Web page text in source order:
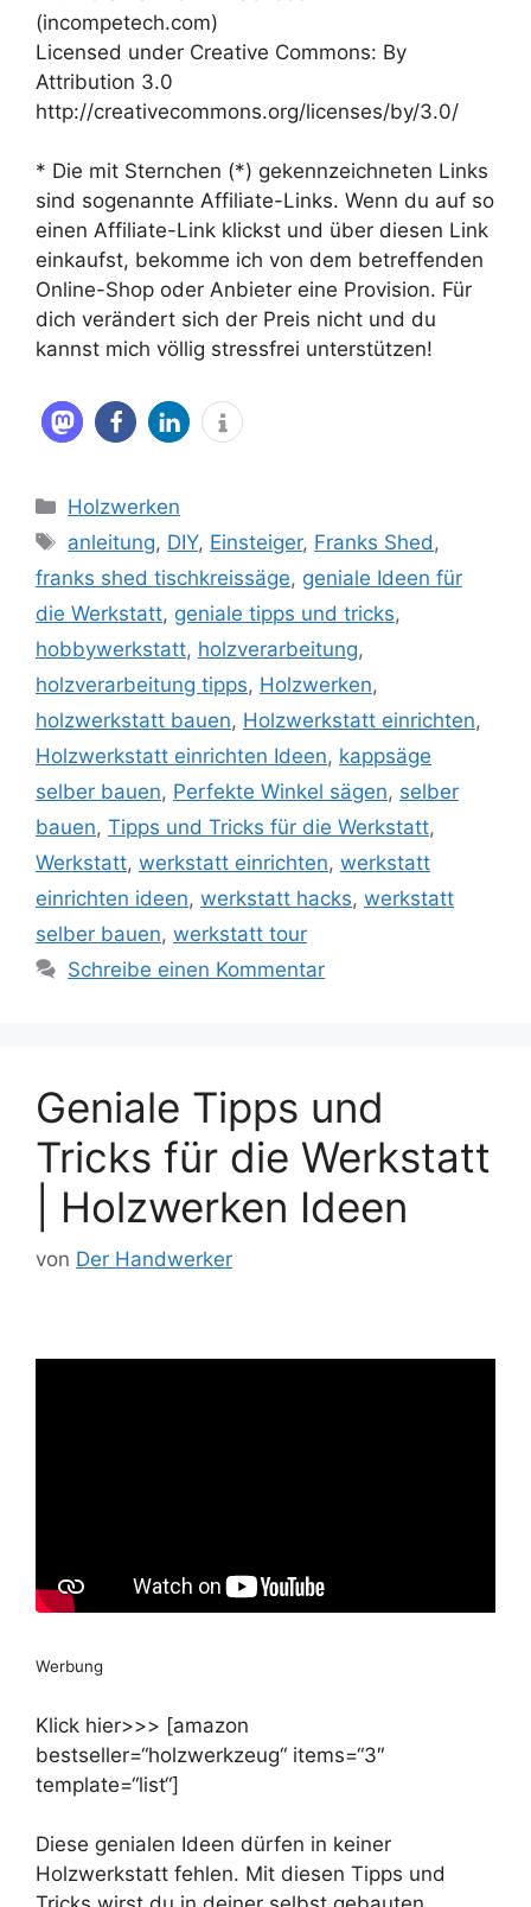
(incompetech.com)
Licensed under Creative Commons: By
Attribution 3.0
http://creativecommons.org/licenses/by/3.0/
* Die mit Sternchen (*) gekennzeichneten Links
sind sogenannte Affiliate-Links. Wenn du auf so
einen Affiliate-Link klickst und über diesen Link
einkaufst, bekomme ich von dem betreffenden
Online-Shop oder Anbieter eine Provision. Für
dich verändert sich der Preis nicht und du
kannst mich völlig stressfrei unterstützen!
Kategorien
Holzwerken
Schlagwörter
anleitung, DIY, Einsteiger, Franks Shed ,
franks shed tischkreissäge, geniale Ideen für
die Werkstatt, geniale tipps und tricks,
hobbywerkstatt, holzverarbeitung,
holzverarbeitung tipps, Holzwerken,
holzwerkstatt bauen, Holzwerkstatt einrichten,
Holzwerkstatt einrichten Ideen, kappsäge
selber bauen, Perfekte Winkel sägen, selber
bauen, Tipps und Tricks für die Werkstatt,
Werkstatt, werkstatt einrichten, werkstatt
einrichten ideen, werkstatt hacks, werkstatt
selber bauen, werkstatt tour
Schreibe einen Kommentar
Geniale Tipps und
Tricks für die Werkstatt
| Holzwerken Ideen
von Der Handwerker
Werbung
Klick hier>>> [amazon
bestseller=“holzwerkzeug“ items=“3″
template=“list“]
Diese genialen Ideen dürfen in keiner
Holzwerkstatt fehlen. Mit diesen Tipps und